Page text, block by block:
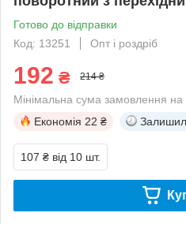
Готово до відправки
Код: 13251
Опт і роздріб
192 ₴ 214 ₴
Мінімальна сума замовлення
Економія 22 ₴
107 ₴ від 10 шт.